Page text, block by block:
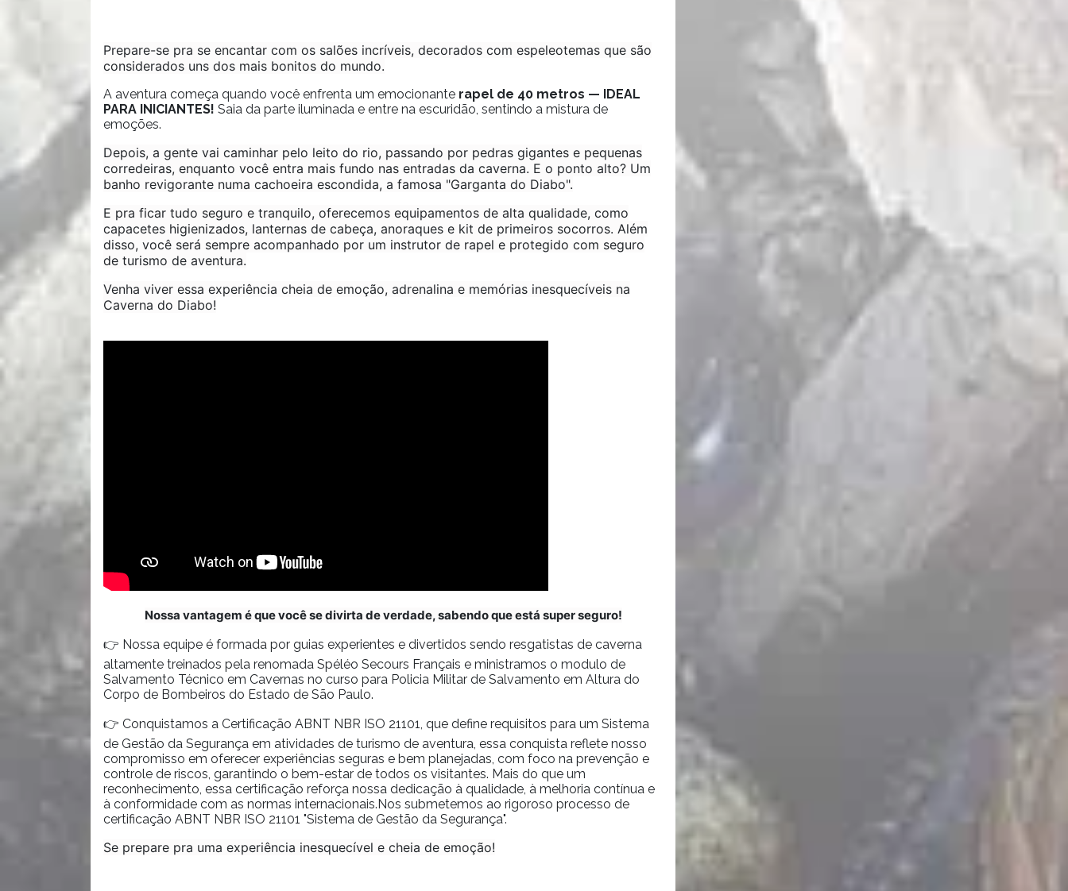
Prepare-se pra se encantar com os salões incríveis, decorados com espeleotemas que são
considerados uns dos mais bonitos do mundo.
A aventura começa quando você enfrenta um emocionante rapel de 40 metros — IDEAL
PARA INICIANTES! Saia da parte iluminada e entre na escuridão, sentindo a mistura de
emoções.
Depois, a gente vai caminhar pelo leito do rio, passando por pedras gigantes e pequenas
corredeiras, enquanto você entra mais fundo nas entradas da caverna. E o ponto alto? Um
banho revigorante numa cachoeira escondida, a famosa "Garganta do Diabo".
E pra ficar tudo seguro e tranquilo, oferecemos equipamentos de alta qualidade, como
capacetes higienizados, lanternas de cabeça, anoraques e kit de primeiros socorros. Além
disso, você será sempre acompanhado por um instrutor de rapel e protegido com seguro
de turismo de aventura.
Venha viver essa experiência cheia de emoção, adrenalina e memórias inesquecíveis na
Caverna do Diabo!
Nossa vantagem é que você se divirta de verdade, sabendo que está super seguro!
👉 Nossa equipe é formada por guias experientes e divertidos sendo resgatistas de caverna
altamente treinados pela renomada Spéléo Secours Français e ministramos o modulo de
Salvamento Técnico em Cavernas no curso para Policia Militar de Salvamento em Altura do
Corpo de Bombeiros do Estado de São Paulo.
👉 Conquistamos a Certificação ABNT NBR ISO 21101, que define requisitos para um Sistema
de Gestão da Segurança em atividades de turismo de aventura, essa conquista reflete nosso
compromisso em oferecer experiências seguras e bem planejadas, com foco na prevenção e
controle de riscos, garantindo o bem-estar de todos os visitantes. Mais do que um
reconhecimento, essa certificação reforça nossa dedicação à qualidade, à melhoria contínua e
à conformidade com as normas internacionais.Nos submetemos ao rigoroso processo de
certificação ABNT NBR ISO 21101 "Sistema de Gestão da Segurança".
Se prepare pra uma experiência inesquecível e cheia de emoção!